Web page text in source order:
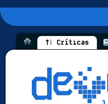
Críticas